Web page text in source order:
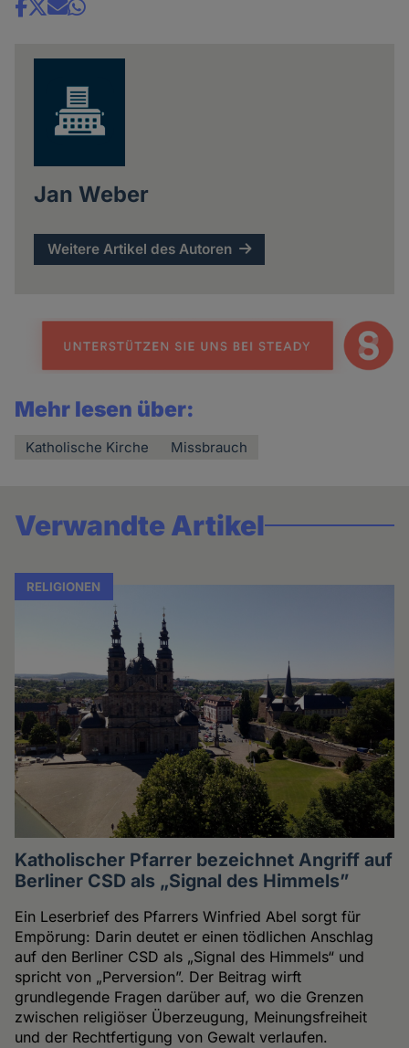
Share
Jan Weber
Weitere Artikel des Autoren
Mehr lesen über:
Katholische Kirche Missbrauch
Verwandte Artikel
RELIGIONEN
Katholischer Pfarrer bezeichnet Angriff auf
Berliner CSD als „Signal des Himmels”
Ein Leserbrief des Pfarrers Winfried Abel sorgt für
Empörung: Darin deutet er einen tödlichen Anschlag
auf den Berliner CSD als „Signal des Himmels“ und
spricht von „Perversion”. Der Beitrag wirft
grundlegende Fragen darüber auf, wo die Grenzen
zwischen religiöser Überzeugung, Meinungsfreiheit
und der Rechtfertigung von Gewalt verlaufen.